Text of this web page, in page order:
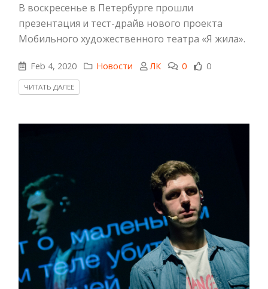
В воскресенье в Петербурге прошли
презентация и тест-драйв нового проекта
Мобильного художественного театра «Я жила».
Feb 4, 2020 Новости ЛК 0 0
ЧИТАТЬ ДАЛЕЕ